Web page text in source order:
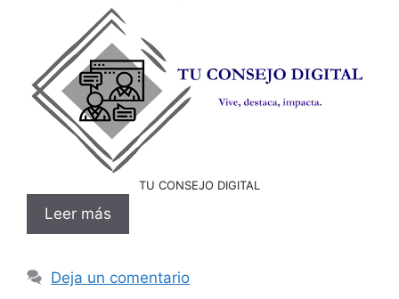
TU CONSEJO DIGITAL
Leer más
Deja un comentario